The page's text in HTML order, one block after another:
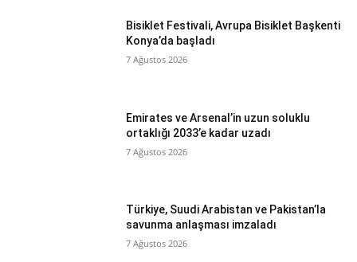
Bisiklet Festivali, Avrupa Bisiklet Başkenti
Konya’da başladı
7 Ağustos 2026
Emirates ve Arsenal’in uzun soluklu
ortaklığı 2033’e kadar uzadı
7 Ağustos 2026
Türkiye, Suudi Arabistan ve Pakistan’la
savunma anlaşması imzaladı
7 Ağustos 2026